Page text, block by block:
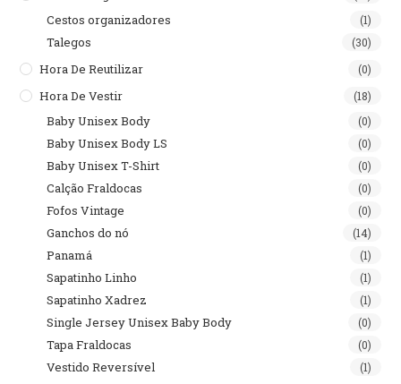
Cestos organizadores (1)
Talegos (30)
Hora De Reutilizar (0)
Hora De Vestir (18)
Baby Unisex Body (0)
Baby Unisex Body LS (0)
Baby Unisex T-Shirt (0)
Calção Fraldocas (0)
Fofos Vintage (0)
Ganchos do nó (14)
Panamá (1)
Sapatinho Linho (1)
Sapatinho Xadrez (1)
Single Jersey Unisex Baby Body (0)
Tapa Fraldocas (0)
Vestido Reversível (1)